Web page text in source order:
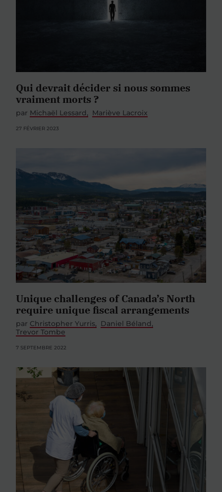
Qui devrait décider si nous sommes
vraiment morts ?
par Michaël Lessard Mariève Lacroix
27 FÉVRIER 2023
Unique challenges of Canada’s North
require unique fiscal arrangements
par Christopher Yurris
Daniel Béland
Trevor Tombe
7 SEPTEMBRE 2022